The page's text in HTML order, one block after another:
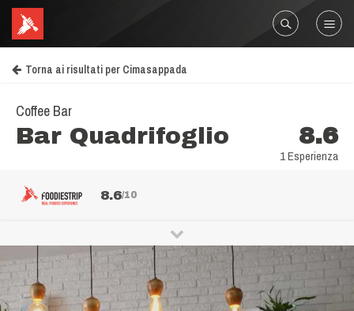
Torna ai risultati per Cimasappada
Coffee Bar
Bar Quadrifoglio 8.6
1 Esperienza
8.6/10